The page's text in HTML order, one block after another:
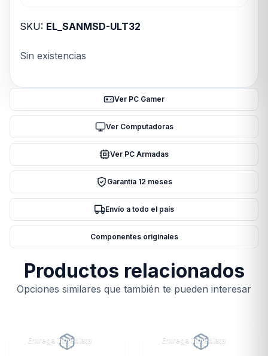
SKU: EL_SANMSD-ULT32
Sin existencias
Ver PC Gamer
Ver Computadoras
Ver PC Armadas
Garantía 12 meses
Envío a todo el país
Componentes originales
Productos relacionados
Opciones similares que también te pueden interesar
Entrega inmediata Entrega inmediata